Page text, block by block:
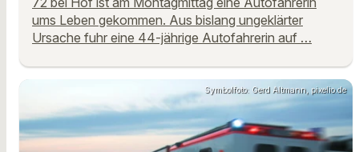
ums Leben gekommen. Aus bislang ungeklärter
Ursache fuhr eine 44-jährige Autofahrerin auf …
Symbolfoto: Gerd Altmann, pixelio.de